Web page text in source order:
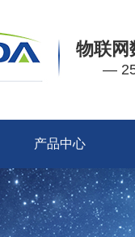
物联网
—
产品中心